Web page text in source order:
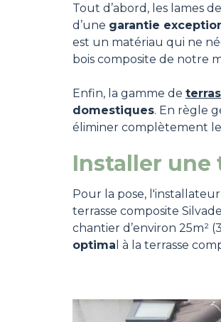
Tout d’abord, les lames
d’une garantie
est un matériau qui ne
bois composite de notre
Enfin, la gamme de
domestiques. En règle
éliminer complètement
Installer une
Pour la pose,
terrasse composite
chantier d’environ 25m²
optima l à la terrasse
Image